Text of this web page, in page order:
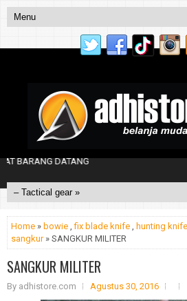
DATANG
Home » bowie ,fix blade knife , hunting knife
sangkur» SANGKUR MILITER
SANGKUR MILITER
By adhistore.com Agustus 30, 2016